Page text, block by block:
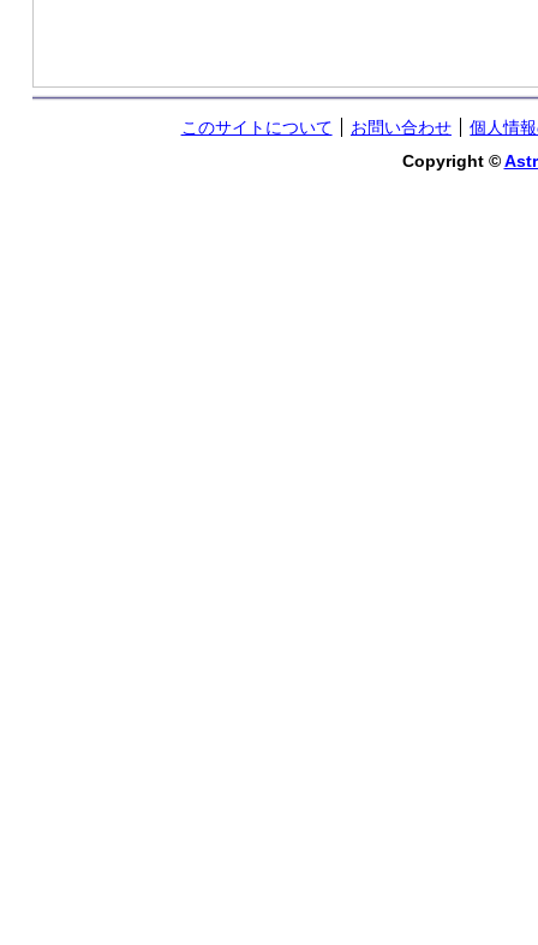
このサイトについて お問い合わせ
個人情
Copyright ©